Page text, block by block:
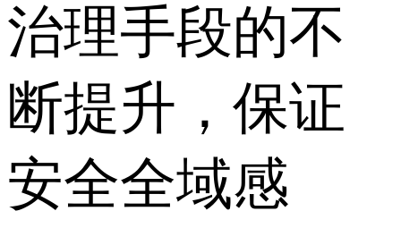
治理手段的不
断提升，保证
安全全域感